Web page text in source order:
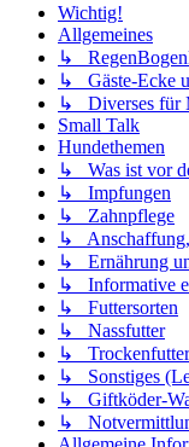
Wichtig!
Allgemeines
↳
↳ Gäste-Ecke
↳ Diverses für
Small Talk
Hundethemen
↳ Was ist vor
↳ Impfungen
↳ Zahnpflege
↳
↳ Ernährung
↳ Informative
↳ Futtersorten
↳ Nassfutter
↳ Trockenfutter
↳ Sonstiges
↳ Giftköder-
↳